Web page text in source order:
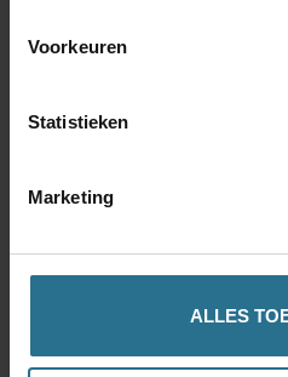
Voorkeuren
Statistieken
Marketing
ALLES